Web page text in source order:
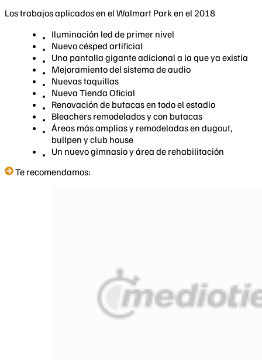
Los trabajos aplicados en el Walmart Park en el 2018
Iluminación led de primer nivel
Nuevo césped artificial
Una pantalla gigante adicional a la que ya existía
Mejoramiento del sistema de audio
Nuevas taquillas
Nueva Tienda Oficial
Renovación de butacas en todo el estadio
Bleachers remodelados y con butacas
Áreas más amplias y remodeladas en dugout,
bullpen y club house
Un nuevo gimnasio y área de rehabilitación
Te recomendamos: